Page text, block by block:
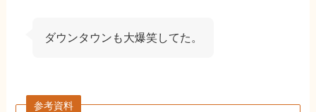
ダウンタウンも大爆笑してた。
参考資料